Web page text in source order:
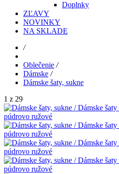
Doplnky
ZĽAVY
NOVINKY
NA SKLADE
/
Oblečenie /
Dámske /
Dámske šaty, sukne
1 z 29